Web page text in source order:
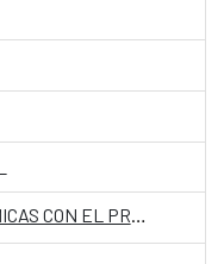
CICLO DE ACTIVIDADES ACADÉMICAS CON EL PROF. DR. JOSÉ VICENTE PEIRÓ BARCO